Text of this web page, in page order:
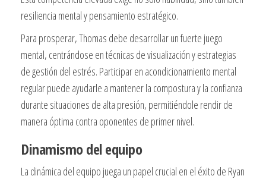
resiliencia mental y pensamiento estratégico.
Para prosperar, Thomas debe desarrollar un fuerte juego
mental, centrándose en técnicas de visualización y estrategias
de gestión del estrés. Participar en acondicionamiento mental
regular puede ayudarle a mantener la compostura y la confianza
durante situaciones de alta presión, permitiéndole rendir de
manera óptima contra oponentes de primer nivel.
Dinamismo del equipo
La dinámica del equipo juega un papel crucial en el éxito de Ryan